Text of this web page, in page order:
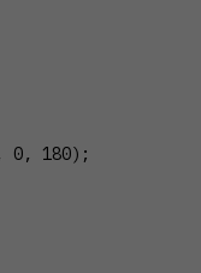
0, 180);